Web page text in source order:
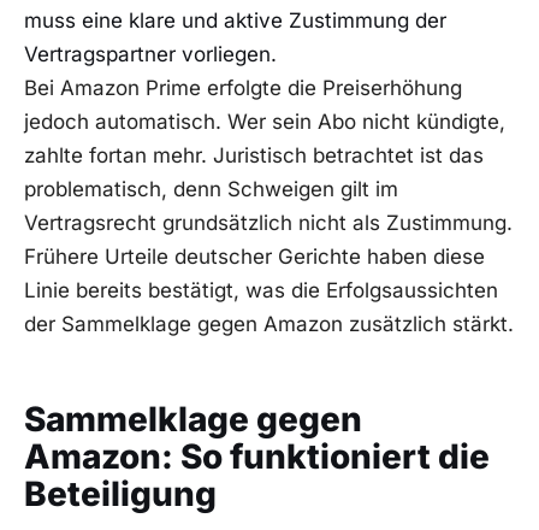
muss eine klare und aktive Zustimmung der
Vertragspartner vorliegen.
Bei Amazon Prime erfolgte die Preiserhöhung
jedoch automatisch. Wer sein Abo nicht kündigte,
zahlte fortan mehr. Juristisch betrachtet ist das
problematisch, denn Schweigen gilt im
Vertragsrecht grundsätzlich nicht als Zustimmung.
Frühere Urteile deutscher Gerichte haben diese
Linie bereits bestätigt, was die Erfolgsaussichten
der Sammelklage gegen Amazon zusätzlich stärkt.
Sammelklage gegen
Amazon: So funktioniert die
Beteiligung